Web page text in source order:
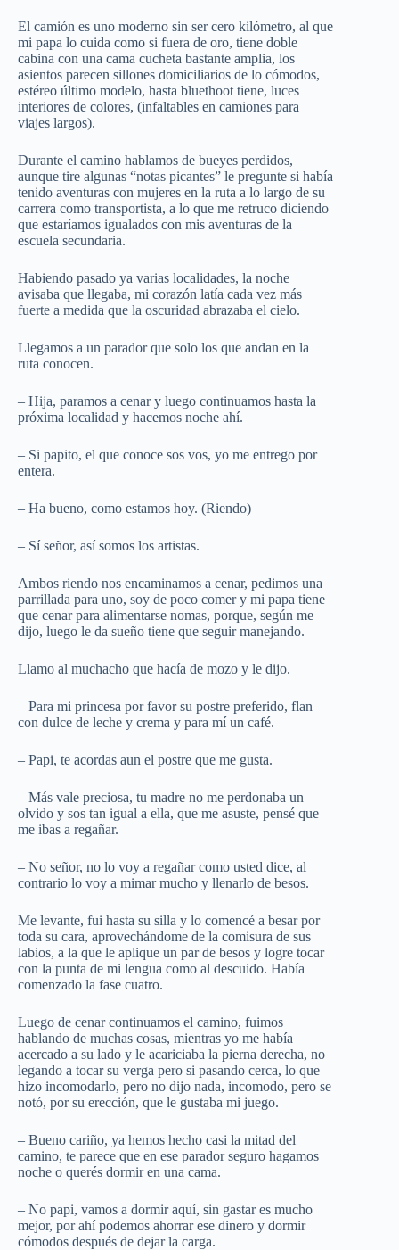
El camión es uno moderno sin ser cero kilómetro, al que
mi papa lo cuida como si fuera de oro, tiene doble
cabina con una cama cucheta bastante amplia, los
asientos parecen sillones domiciliarios de lo cómodos,
estéreo último modelo, hasta bluethoot tiene, luces
interiores de colores, (infaltables en camiones para
viajes largos).
Durante el camino hablamos de bueyes perdidos,
aunque tire algunas “notas picantes” le pregunte si había
tenido aventuras con mujeres en la ruta a lo largo de su
carrera como transportista, a lo que me retruco diciendo
que estaríamos igualados con mis aventuras de la
escuela secundaria.
Habiendo pasado ya varias localidades, la noche
avisaba que llegaba, mi corazón latía cada vez más
fuerte a medida que la oscuridad abrazaba el cielo.
Llegamos a un parador que solo los que andan en la
ruta conocen.
– Hija, paramos a cenar y luego continuamos hasta la
próxima localidad y hacemos noche ahí.
– Si papito, el que conoce sos vos, yo me entrego por
entera.
– Ha bueno, como estamos hoy. (Riendo)
– Sí señor, así somos los artistas.
Ambos riendo nos encaminamos a cenar, pedimos una
parrillada para uno, soy de poco comer y mi papa tiene
que cenar para alimentarse nomas, porque, según me
dijo, luego le da sueño tiene que seguir manejando.
Llamo al muchacho que hacía de mozo y le dijo.
– Para mi princesa por favor su postre preferido, flan
con dulce de leche y crema y para mí un café.
– Papi, te acordas aun el postre que me gusta.
– Más vale preciosa, tu madre no me perdonaba un
olvido y sos tan igual a ella, que me asuste, pensé que
me ibas a regañar.
– No señor, no lo voy a regañar como usted dice, al
contrario lo voy a mimar mucho y llenarlo de besos.
Me levante, fui hasta su silla y lo comencé a besar por
toda su cara, aprovechándome de la comisura de sus
labios, a la que le aplique un par de besos y logre tocar
con la punta de mi lengua como al descuido. Había
comenzado la fase cuatro.
Luego de cenar continuamos el camino, fuimos
hablando de muchas cosas, mientras yo me había
acercado a su lado y le acariciaba la pierna derecha, no
legando a tocar su verga pero si pasando cerca, lo que
hizo incomodarlo, pero no dijo nada, incomodo, pero se
notó, por su erección, que le gustaba mi juego.
– Bueno cariño, ya hemos hecho casi la mitad del
camino, te parece que en ese parador seguro hagamos
noche o querés dormir en una cama.
– No papi, vamos a dormir aquí, sin gastar es mucho
mejor, por ahí podemos ahorrar ese dinero y dormir
cómodos después de dejar la carga.